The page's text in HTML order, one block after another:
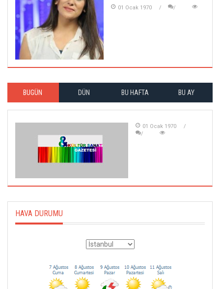
01 Ocak 1970
BUGÜN DÜN BU HAFTA BU AY
01 Ocak 1970
HAVA DURUMU